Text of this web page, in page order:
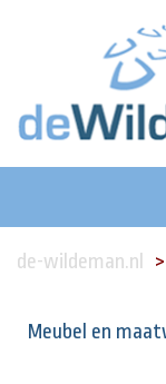
de-wildeman.nl
Meubel en